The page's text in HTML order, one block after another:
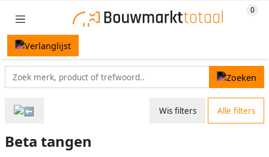
Wis filters Alle filters
Beta tangen